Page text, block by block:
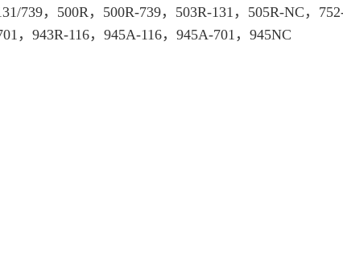
739，500R，500R-739，503R-131，505R-NC，
，943R-116，945A-116，945A-701，945NC